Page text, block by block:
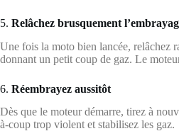
5. Relâchez brusquement
Une fois la moto bien lancée, relâchez
donnant un petit coup de gaz. Le
6. Réembrayez aussitôt
Dès que le moteur démarre, tirez à
à-coup trop violent et stabilisez les gaz.